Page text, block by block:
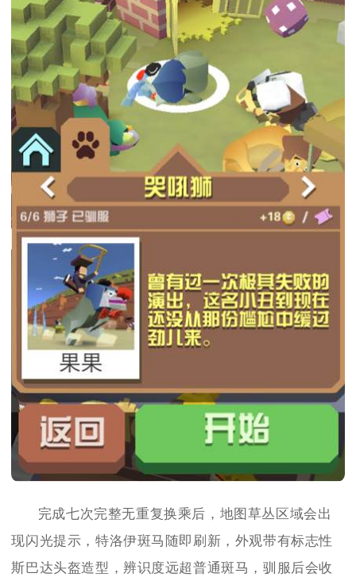
完成七次完整无重复换乘后，地图草丛区域会出
现闪光提示，特洛伊斑马随即刷新，外观带有标志性
斯巴达头盔造型，辨识度远超普通斑马，驯服后会收